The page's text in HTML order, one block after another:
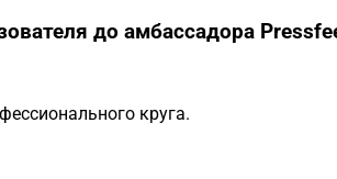
до амбассадора
круга.